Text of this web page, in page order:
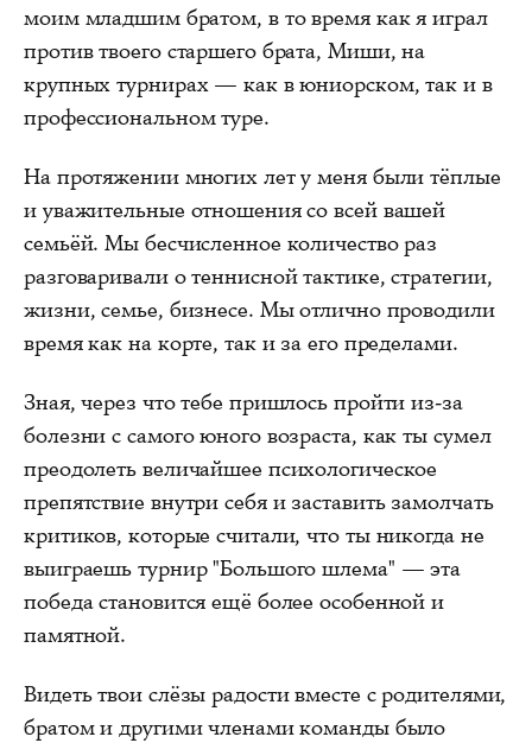
моим младшим братом, в то время как я играл
против твоего старшего брата, Миши, на
крупных турнирах — как в юниорском, так и в
профессиональном туре.
На протяжении многих лет у меня были тёплые
и уважительные отношения со всей вашей
семьёй. Мы бесчисленное количество раз
разговаривали о теннисной тактике, стратегии,
жизни, семье, бизнесе. Мы отлично проводили
время как на корте, так и за его пределами.
Зная, через что тебе пришлось пройти из-за
болезни с самого юного возраста, как ты сумел
преодолеть величайшее психологическое
препятствие внутри себя и заставить замолчать
критиков, которые считали, что ты никогда не
выиграешь турнир "Большого шлема" — эта
победа становится ещё более особенной и
памятной.
Видеть твои слёзы радости вместе с родителями,
братом и другими членами команды было